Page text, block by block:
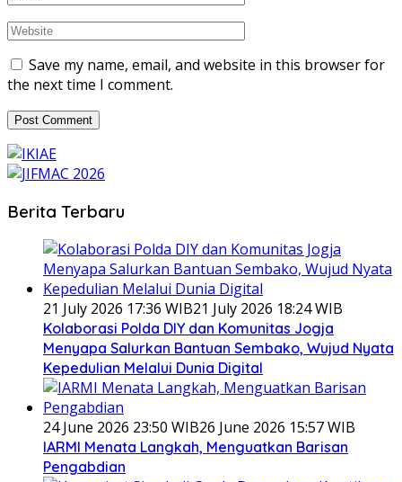
Save my name, email, and website in this browser for
the next time I comment.
Berita Terbaru
21 July 2026 17:36 WIB21 July 2026 18:24 WIB
Kolaborasi Polda DIY dan Komunitas Jogja
Menyapa Salurkan Bantuan Sembako, Wujud Nyata
Kepedulian Melalui Dunia Digital
24 June 2026 23:50 WIB26 June 2026 15:57 WIB
IARMI Menata Langkah, Menguatkan Barisan
Pengabdian